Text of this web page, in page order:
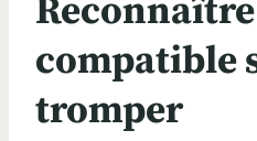
compatible
tromper